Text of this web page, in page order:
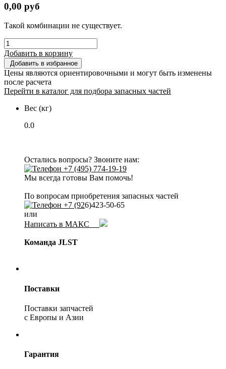
0,00 руб
Такой комбинации не существует.
Добавить в корзину
Добавить в избранное
Цены являются ориентировочными и могут быть изменены
после расчета
Перейти в каталог для подбора запасных частей
Вес (кг)
0.0
Остались вопросы? Звоните нам:
+7 (495) 774-19-19
Мы всегда готовы Вам помочь!
По вопросам приобретения запасных частей
+7 (926)423-50-65
или
Написать в МАКС
Команда JLST
Поставки
Поставки запчастей
с Европы и Азии
Гарантия